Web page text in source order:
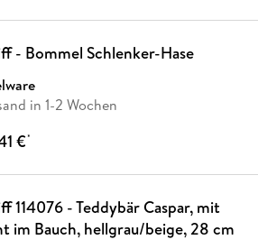
- Bommel Schlenker-Hase
in 1-2 Wochen
€*
114076 - Teddybär Caspar, mit
im Bauch, hellgrau/beige, 28 cm